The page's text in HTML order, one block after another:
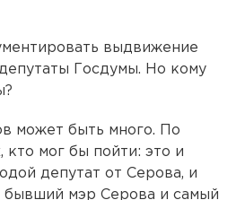
выдвижение
Госдумы. Но кому
может быть много. По
кто мог бы пойти: это и
депутат от Серова, и
бывший мэр Серова и самый